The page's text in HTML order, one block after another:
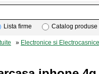
Lista firme Catalog produse
» Electronice si Electrocasnice